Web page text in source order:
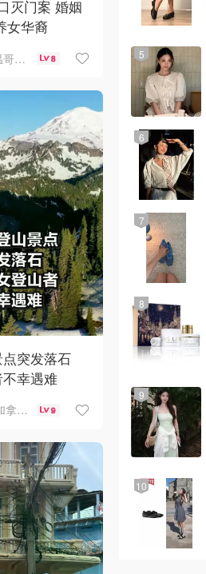
灭门案 婚姻
女华裔
vansky温哥华天空 8
突发落石
幸遇难
Westca加拿大生活 9